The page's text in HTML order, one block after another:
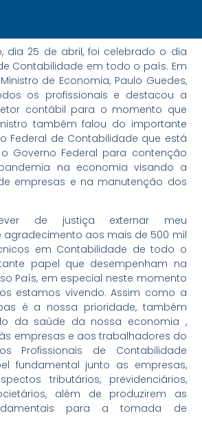
dia 25 de abril, foi celebrado o dia
Contabilidade em todo o país. Em
de Economia, Paulo Guedes,
os profissionais e destacou a
contábil para o momento que
também falou do importante
Federal de Contabilidade que está
Governo Federal para contenção
na economia visando a
empresas e na manutenção dos
de justiça externar meu
agradecimento aos mais de 500 mil
em Contabilidade de todo o
papel que desempenham na
País, em especial neste momento
estamos vivendo. Assim como a
é a nossa prioridade, também
da saúde da nossa economia ,
empresas e aos trabalhadores do
Profissionais de Contabilidade
fundamental junto as empresas,
tributários, previdenciários,
além de produzirem as
para a tomada de